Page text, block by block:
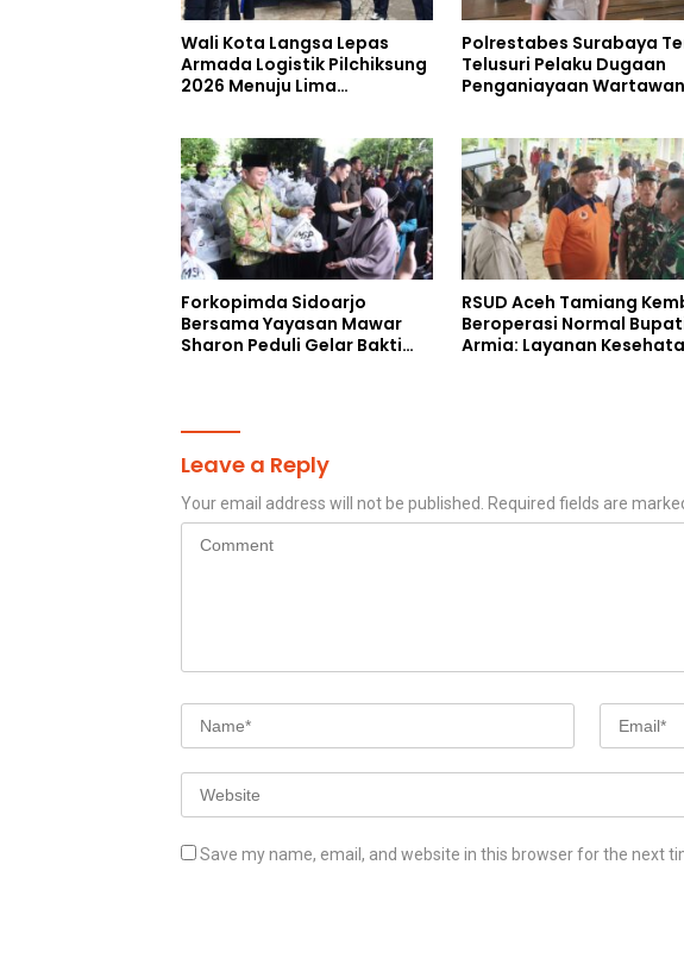
Wali Kota Langsa Lepas
Armada Logistik Pilchiksung
2026 Menuju Lima
Polrestabes Surabaya
Telusuri Pelaku Dugaan
Penganiayaan Wartawan
Forkopimda Sidoarjo
Bersama Yayasan Mawar
Sharon Peduli Gelar Bakti
RSUD Aceh Tamiang
Beroperasi Normal
Armia: Layanan
Leave a Reply
Your email address will not be published. Required fields are
Save my name, email, and website in this browser for the next